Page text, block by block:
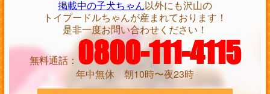
掲載中の子犬ちゃん以外にも沢山の
トイプードルちゃんが産まれております！
是非一度お問い合わせください！
無料通話： 0800-111-4115
年中無休 朝10時〜夜23時